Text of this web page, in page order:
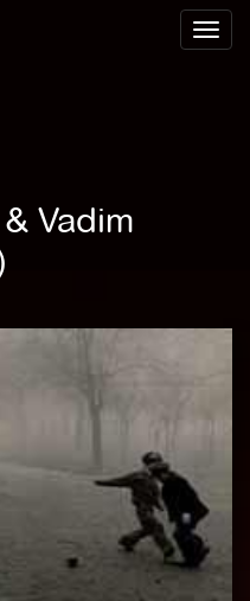
Toggle
Vadim